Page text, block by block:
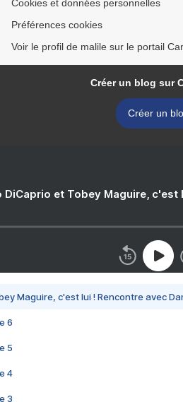
Cookies et données personnelles
Préférences cookies
Voir le profil de malile sur le portail
Créer un blog sur
Créer un
DiCaprio et Tobey Maguire,
Maguire, c'est lui ! Rencontre avec
6
5
4
3